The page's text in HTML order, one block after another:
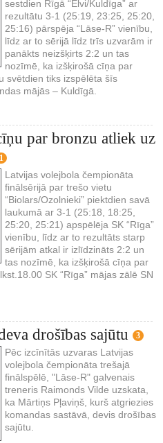
sestdien Rīgā “Elvi/Kuldīga” ar
rezultātu 3-1 (25:19, 23:25, 25:20,
25:16) pārspēja “Lāse-R” vienību,
līdz ar to sērijā līdz trīs uzvarām ir
panākts neizšķirts 2:2 un tas
nozīmē, ka izšķirošā cīņa par
svētdien tiks izspēlēta šīs
mājās – Kuldīgā.
par bronzu atliek uz
Latvijas volejbola čempionāta
finālsērijā par trešo vietu
“Biolars/Ozolnieki” piektdien savā
laukumā ar 3-1 (25:18, 18:25,
25:20, 25:21) apspēlēja SK “Rīga”
vienību, līdz ar to rezultāts starp
sērijām atkal ir izlīdzināts 2:2 un
tas nozīmē, ka izšķirošā cīņa par
SK “Rīga” mājas zālē SN
drošības sajūtu 3
Pēc izcīnītās uzvaras Latvijas
volejbola čempionāta trešajā
finālspēlē, "Lāse-R" galvenais
treneris Raimonds Vilde uzskata,
ka Mārtiņs Pļaviņš, kurš atgriezies
komandas sastāvā, devis drošības
sajūtu.